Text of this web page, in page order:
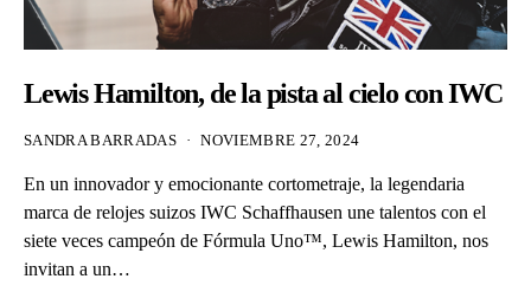
Lewis Hamilton, de la pista al cielo con IWC
SANDRA BARRADAS NOVIEMBRE 27, 2024
En un innovador y emocionante cortometraje, la legendaria
marca de relojes suizos IWC Schaffhausen une talentos con el
siete veces campeón de Fórmula Uno™, Lewis Hamilton, nos
invitan a un…